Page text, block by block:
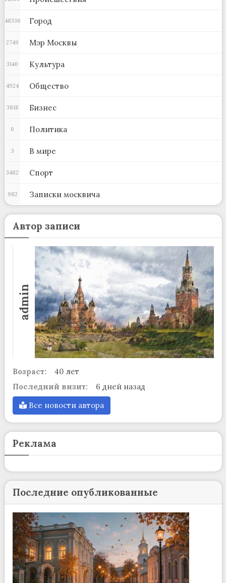
Город
48336
Мэр Москвы
2749
Культура
3140
Общество
4924
Бизнес
3818
Политика
0
В мире
3
Спорт
3482
Записки москвича
982
Автор записи
admin
Возраст:
40 лет
Последний визит:
6 дней назад
Все новости автора
Реклама
Последние опубликованные